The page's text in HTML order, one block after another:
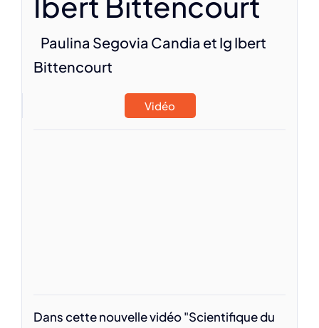
Paulina Segovia Candia et Ig Ibert
Bittencourt
Vidéo
Dans cette nouvelle vidéo "Scientifique du